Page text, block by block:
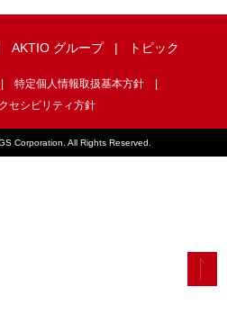
AKTIO グループ トピック
特定個人情報取扱基本方針
セシビリティ方針
Corporation. All Rights Reserved.